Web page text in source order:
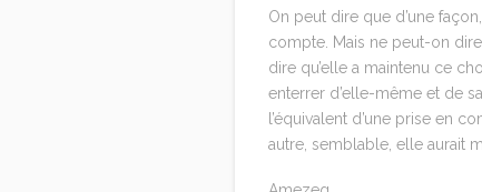
On peut dire que d’une
compte. Mais ne peut-on
dire qu’elle a maintenu ce
enterrer d’elle-même et de
l’équivalent d’une prise en
autre, semblable, elle aurait